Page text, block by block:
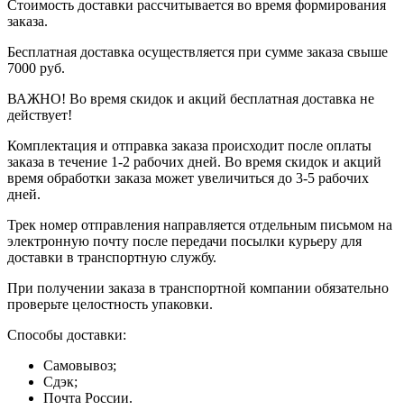
Стоимость доставки рассчитывается во время формирования
заказа.
Бесплатная доставка осуществляется при сумме заказа свыше
7000 руб.
ВАЖНО! Во время скидок и акций бесплатная доставка не
действует!
Комплектация и отправка заказа происходит после оплаты
заказа в течение 1-2 рабочих дней. Во время скидок и акций
время обработки заказа может увеличиться до 3-5 рабочих
дней.
Трек номер отправления направляется отдельным письмом на
электронную почту после передачи посылки курьеру для
доставки в транспортную службу.
При получении заказа в транспортной компании обязательно
проверьте целостность упаковки.
Способы доставки:
Самовывоз;
Сдэк;
Почта России.